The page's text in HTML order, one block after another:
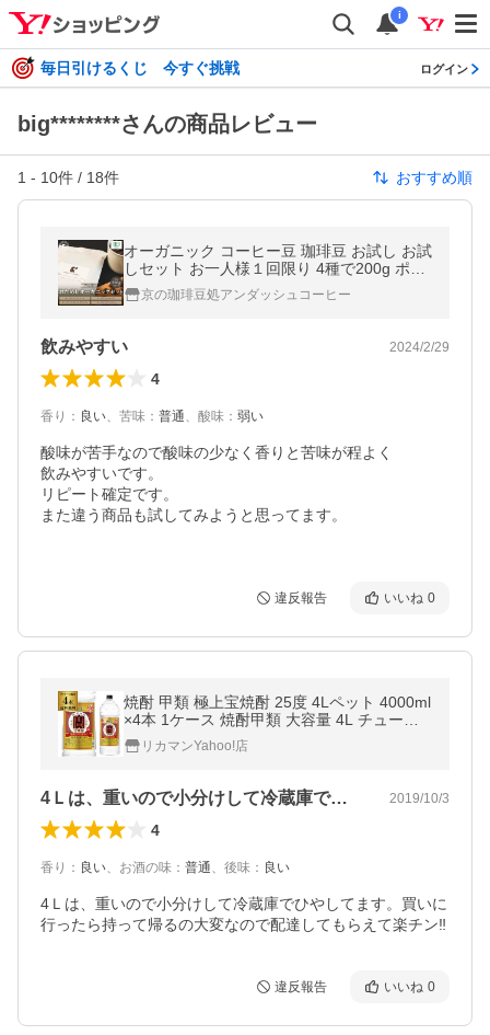
i
毎日引けるくじ 今すぐ挑戦 ログイン
big********さんの商品レビュー
1 - 10件 / 18件 おすすめ順
オーガニック コーヒー豆 珈琲豆 お試し お試
しセット お一人様１回限り 4種で200g ポイ
ント消化 アンダッシュコーヒー おためし コ
ーヒー 豆 爆買
京の珈琲豆処アンダッシュコーヒー
飲みやすい 2024/2/29
4
香り ： 良い、 苦味 ： 普通、 酸味 ： 弱い
酸味が苦手なので酸味の少なく香りと苦味が程よく
飲みやすいです。
リピート確定です。
また違う商品も試してみようと思ってます。
違反報告 いいね 0
焼酎 甲類 極上宝焼酎 25度 4Lペット 4000ml
×4本 1ケース 焼酎甲類 大容量 4L チューハ
イ サワー KOB あすつく
リカマンYahoo!店
4Ｌは、重いので小分けして冷蔵庫でひや… 2019/10/3
4
香り ： 良い、 お酒の味 ： 普通、 後味 ： 良い
4Ｌは、重いので小分けして冷蔵庫でひやしてます。買いに
行ったら持って帰るの大変なので配達してもらえて楽チン‼️
違反報告 いいね 0